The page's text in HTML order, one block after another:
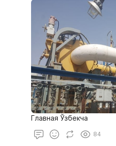
Главная Ўзбекча
84